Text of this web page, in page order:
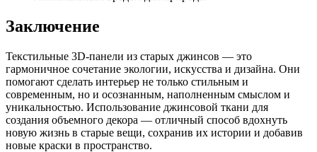
Заключение
Текстильные 3D-панели из старых джинсов — это
гармоничное сочетание экологии, искусства и дизайна. Они
помогают сделать интерьер не только стильным и
современным, но и осознанным, наполненным смыслом и
уникальностью. Использование джинсовой ткани для
создания объемного декора — отличный способ вдохнуть
новую жизнь в старые вещи, сохранив их истории и добавив
новые краски в пространство.